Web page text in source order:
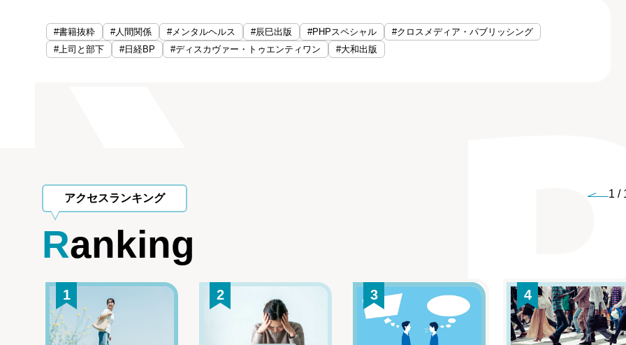
#書籍抜粋 #人間関係 #メンタルヘルス #辰巳出版 #PHPスペシャル
#クロスメディア・パブリッシング
#上司と部下
#日経BP #ディスカヴァー・トゥエンティワン #大和出版
アクセスランキング
Ranking
1 /
1 2 3 4